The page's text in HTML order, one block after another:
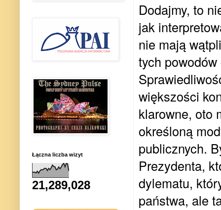
Dodajmy, to
jak
nie mają
tych
większości
klarowne, oto
określoną
publicznych.
Prezydenta,
dylematu,
państwa, ale
Łączna liczba wizyt
21,289,028